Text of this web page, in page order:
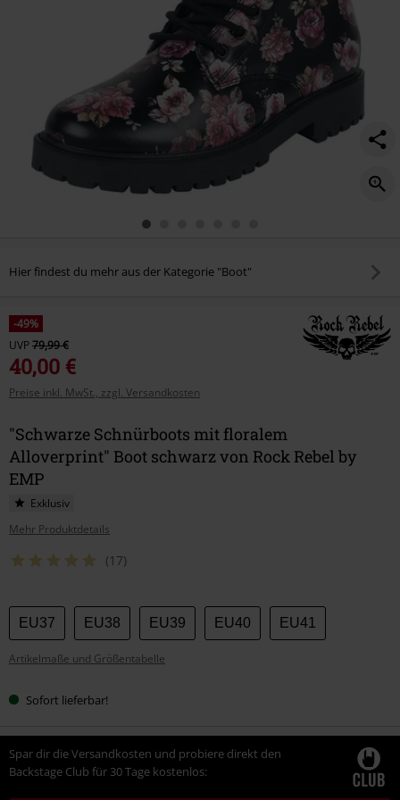
Hier findest du mehr aus der Kategorie "Boot"
-49%
UVP79,99 €
40,00 €
Preise inkl. MwSt., zzgl. Versandkosten
"Schwarze Schnürboots mit floralem
Alloverprint" Boot schwarz von Rock Rebel by
EMP
Exklusiv
Mehr Produktdetails
(17)
Wähle
deine
Größe
EU37 EU38 EU39 EU40 EU41
Artikelmaße und Größentabelle
Sofort lieferbar!
Spar dir die Versandkosten und probiere direkt den
Backstage Club für 30 Tage kostenlos: